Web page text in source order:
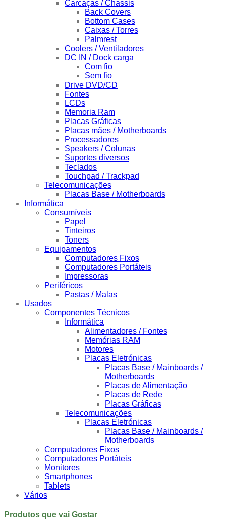
Carcaças / Chassis
Back Covers
Bottom Cases
Caixas / Torres
Palmrest
Coolers / Ventiladores
DC IN / Dock carga
Com fio
Sem fio
Drive DVD/CD
Fontes
LCDs
Memoria Ram
Placas Gráficas
Placas mães / Motherboards
Processadores
Speakers / Colunas
Suportes diversos
Teclados
Touchpad / Trackpad
Telecomunicações
Placas Base / Motherboards
Informática
Consumíveis
Papel
Tinteiros
Toners
Equipamentos
Computadores Fixos
Computadores Portáteis
Impressoras
Periféricos
Pastas / Malas
Usados
Componentes Técnicos
Informática
Alimentadores / Fontes
Memórias RAM
Motores
Placas Eletrónicas
Placas Base / Mainboards /
Motherboards
Placas de Alimentação
Placas de Rede
Placas Gráficas
Telecomunicações
Placas Eletrónicas
Placas Base / Mainboards /
Motherboards
Computadores Fixos
Computadores Portáteis
Monitores
Smartphones
Tablets
Vários
Produtos que vai Gostar